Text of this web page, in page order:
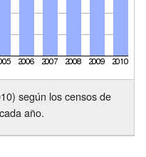
según los censos de
año.